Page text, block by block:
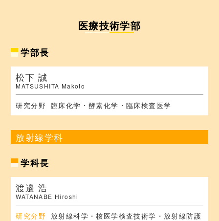
医療技術学部
学部長
松下 誠
MATSUSHITA Makoto
研究分野 臨床化学・酵素化学・臨床検査医学
放射線学科
学科長
渡邉 浩
WATANABE Hiroshi
研究分野 放射線科学・核医学検査技術学・放射線防護